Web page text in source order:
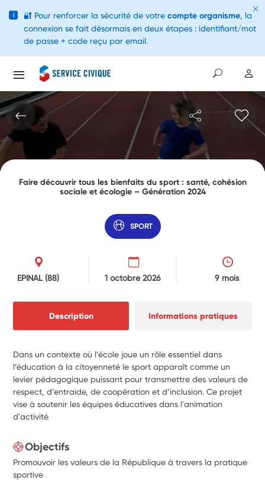
Faire découvrir tous les bienfaits du sport : santé, cohésion
sociale et écologie – Génération 2024
SPORT
EPINAL(88) 1 octobre 2026 9 mois
Description Informations pratiques
Dans un contexte où l’école joue un rôle essentiel dans
l’éducation à la citoyenneté le sport apparaît comme un
levier pédagogique puissant pour transmettre des valeurs de
respect, d’entraide, de coopération et d’inclusion. Ce projet
vise à soutenir les équipes éducatives dans l'animation
d'activité
Objectifs
Promouvoir les valeurs de la République à travers la pratique
sportive
i 🔐 Pour renforcer la sécurité de votre compte organisme, la
connexion se fait désormais en deux étapes : identifiant/mot
de passe + code reçu par email.